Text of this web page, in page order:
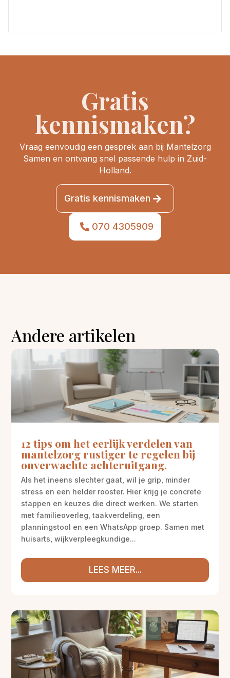
Gratis
kennismaken?
Vraag eenvoudig een gesprek aan bij Mantelzorg
Samen en ontvang snel passende hulp in Zuid-
Holland.
Gratis kennismaken
070 4305909
Andere artikelen
12 tips om het eerlijk verdelen van
mantelzorg rustiger te regelen bij
onverwachte achteruitgang.
Als het ineens slechter gaat, wil je grip, minder
stress en een helder rooster. Hier krijg je concrete
stappen en keuzes die direct werken. We starten
met familieoverleg, taakverdeling, een
planningstool en een WhatsApp groep. Samen met
huisarts, wijkverpleegkundige...
LEES MEER...